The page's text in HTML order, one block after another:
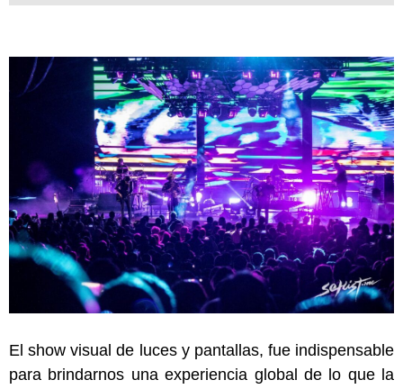
El show visual de luces y pantallas, fue indispensable
para brindarnos una experiencia global de lo que la